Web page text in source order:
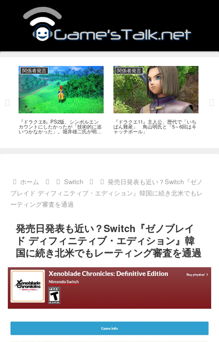
関係者発言
『ドラクエ8』PS2版、シンボルエン
カウントにしたかったが「技術的に追
いつかなかった」。堀井雄二氏が明か
関係者発言
『ドラクエ11』主人公、歴代で「いち
ばん難産」 鳥山明氏と「5～6回はキ
ャッチボール」
ホーム Switch
発売日発表も近い？Switch『ゼノ
ブレイド ディフィニティブ・エディション』韓国に続き北米でもレ
ーティング審査を通過
発売日発表も近い？Switch『ゼノブレイ
ド ディフィニティブ・エディション』韓
国に続き北米でもレーティング審査を通過